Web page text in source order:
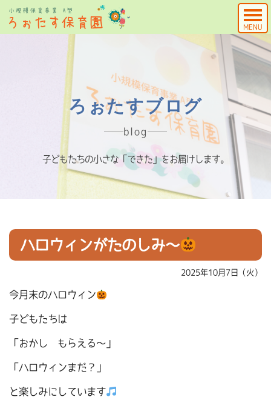
MENU
ろぉたすブログ
blog
子どもたちの小さな「できた」をお届けします。
ハロウィンがたのしみ～
2025年10月7日（火）
今月末のハロウィン
子どもたちは
「おかし もらえる～」
「ハロウィンまだ？」
と楽しみにしています